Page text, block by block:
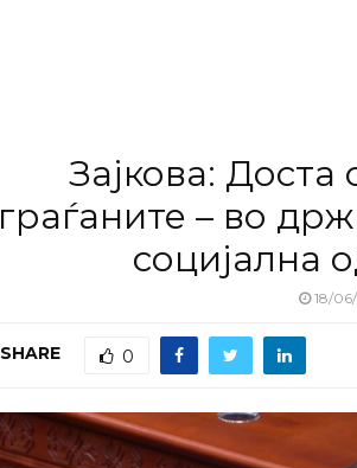
Зајкова:
граѓаните – во
социјална
18/
SHARE 0